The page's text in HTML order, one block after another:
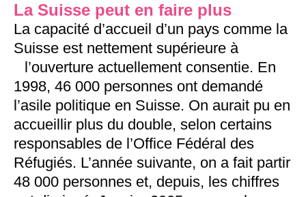
La Suisse peut en faire plus
La capacité d’accueil d’un pays comme la
Suisse est nettement supérieure à
l’ouverture actuellement consentie. En
1998, 46 000 personnes ont demandé
l’asile politique en Suisse. On aurait pu en
accueillir plus du double, selon certains
responsables de l’Office Fédéral des
Réfugiés. L’année suivante, on a fait partir
48 000 personnes et, depuis, les chiffres